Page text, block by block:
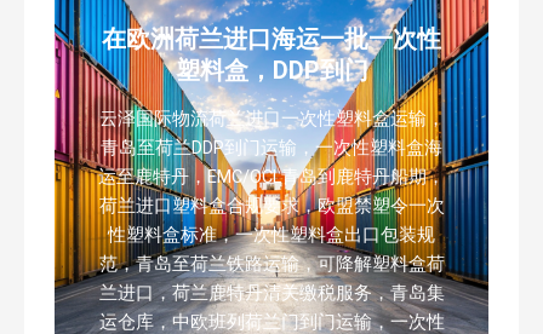
在欧洲荷兰进口海运一批一次性
塑料盒，DDP到门
云泽国际物流荷兰进口一次性塑料盒运输，
青岛至荷兰DDP到门运输，一次性塑料盒海
运至鹿特丹，EMC/OCL青岛到鹿特丹船期，
荷兰进口塑料盒合规要求，欧盟禁塑令一次
性塑料盒标准，一次性塑料盒出口包装规
范，青岛至荷兰铁路运输，可降解塑料盒荷
兰进口，荷兰鹿特丹清关缴税服务，青岛集
运仓库，中欧班列荷兰门到门运输，一次性